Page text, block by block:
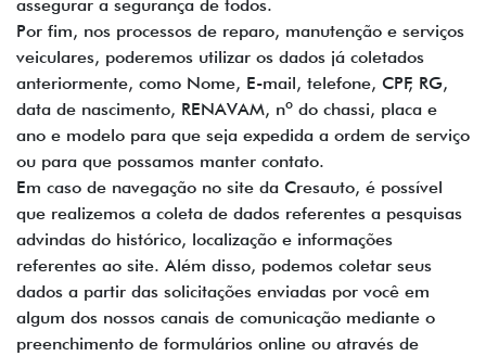
assegurar a segurança de todos.
Por fim, nos processos de reparo, manutenção e serviços
veiculares, poderemos utilizar os dados já coletados
anteriormente, como Nome, E-mail, telefone, CPF, RG,
data de nascimento, RENAVAM, nº do chassi, placa e
ano e modelo para que seja expedida a ordem de serviço
ou para que possamos manter contato.
Em caso de navegação no site da Cresauto, é possível
que realizemos a coleta de dados referentes a pesquisas
advindas do histórico, localização e informações
referentes ao site. Além disso, podemos coletar seus
dados a partir das solicitações enviadas por você em
algum dos nossos canais de comunicação mediante o
preenchimento de formulários online ou através de